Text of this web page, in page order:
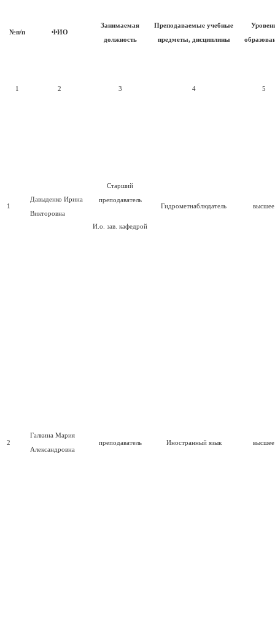
№п/п ФИО
Занимаемая
должность
Преподаваемые учебные
предметы, дисциплины
1 2 3 4 5
1
Давыденко Ирина
Викторовна
Старший
преподаватель
И.о. зав. кафедрой
Гидрометнаблюдатель высшее
2
Галкина Мария
Александровна
преподаватель Иностранный язык высшее